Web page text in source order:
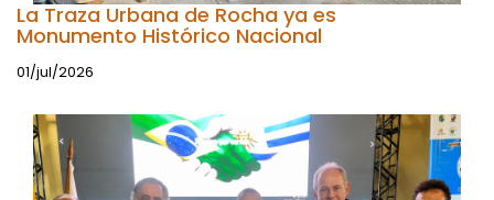
La Traza Urbana de Rocha ya es
Monumento Histórico Nacional
01/jul/2026